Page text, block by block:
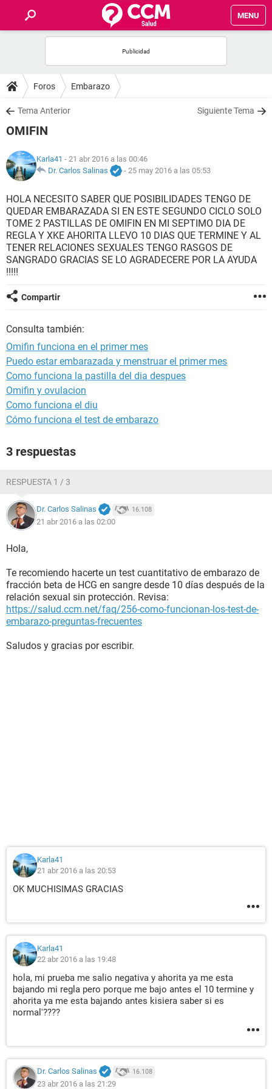
MENU
FOROS
SALUD
NUTRICIÓN
BIENESTAR
SEXUALIDAD
GLOSARIO
Foros Embarazo
Tema Anterior Siguiente Tema
OMIFIN
Karla41 - 21 abr 2016 a las 00:46
Dr. Carlos Salinas
- 25 may 2016 a las 05:53
HOLA NECESITO SABER QUE POSIBILIDADES TENGO DE
QUEDAR EMBARAZADA SI EN ESTE SEGUNDO CICLO SOLO
TOME 2 PASTILLAS DE OMIFIN EN MI SEPTIMO DIA DE
REGLA Y XKE AHORITA LLEVO 10 DIAS QUE TERMINE Y AL
TENER RELACIONES SEXUALES TENGO RASGOS DE
SANGRADO GRACIAS SE LO AGRADECERE POR LA AYUDA
!!!!!
Compartir
Consulta también:
Omifin funciona en el primer mes
Puedo estar embarazada y menstruar el primer mes
Como funciona la pastilla del dia despues
Omifin y ovulacion
Como funciona el diu
Cómo funciona el test de embarazo
3 respuestas
RESPUESTA 1 / 3
Dr. Carlos Salinas 16.108
21 abr 2016 a las 02:00
Hola,
Te recomiendo hacerte un test cuantitativo de embarazo de
fracción beta de HCG en sangre desde 10 días después de la
relación sexual sin protección. Revisa:
https://salud.ccm.net/faq/256-como-funcionan-los-test-de-
embarazo-preguntas-frecuentes
Saludos y gracias por escribir.
Karla41
21 abr 2016 a las 20:53
OK MUCHISIMAS GRACIAS
Karla41
22 abr 2016 a las 19:48
hola, mi prueba me salio negativa y ahorita ya me esta
bajando mi regla pero porque me bajo antes el 10 termine y
ahorita ya me esta bajando antes kisiera saber si es
normal'????
Dr. Carlos Salinas 16.108
23 abr 2016 a las 21:29